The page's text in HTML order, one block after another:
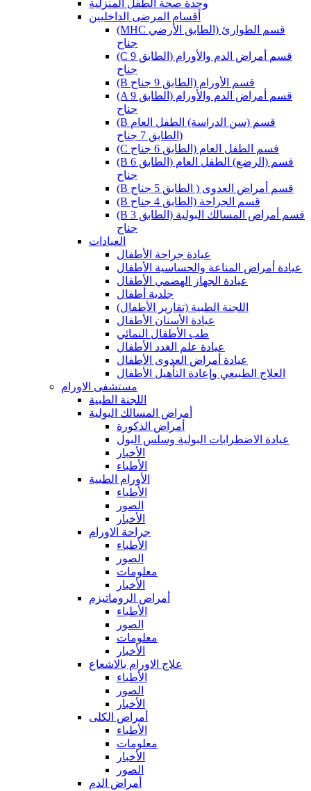
وحدة صحة الطفل المنزلية
أقسام المرضى الداخليين
(MHC قسم الطوارئ (الطابق الأرضي
جناح
(C قسم أمراض الدم والأورام (الطابق 9
جناح
(B قسم الأورام (الطابق 9 جناح
(A قسم أمراض الدم والأورام (الطابق 9
جناح
(B قسم (سن الدراسة) الطفل العام
(الطابق 7 جناح
(C قسم الطفل العام (الطابق 6 جناح
(B قسم (الرضع) الطفل العام (الطابق 6
جناح
(B قسم أمراض العدوى ( الطابق 5 جناح
(B قسم الجراحة (الطابق 4 جناح
(B قسم أمراض المسالك البولية (الطابق 3
جناح
العيادات
عيادة جراحة الأطفال
عيادة أمراض المناعة والحساسية الأطفال
عيادة الجهاز الهضمي الأطفال
جلدية أطفال
(اللجنة الطبية (تقارير الأطفال
عيادة الأسنان الأطفال
طب الأطفال النمائي
عيادة علم الغدد الأطفال
عيادة أمراض العدوى الأطفال
العلاج الطبيعي وإعادة التأهيل الأطفال
مستشفى الاورام
اللجنة الطبية
أمراض المسالك البولية
أمراض الذكورة
عيادة الاضطرابات البولية وسلس البول
الأخبار
الأطباء
الأورام الطبية
الأطباء
الصور
الأخبار
جراحة الاورام
الأطباء
الصور
معلومات
الأخبار
أمراض الروماتيزم
الأطباء
الصور
معلومات
الأخبار
علاج الاورام بالاشعاع
الأطباء
الصور
الأخبار
أمراض الكلى
الأطباء
معلومات
الأخبار
الصور
أمراض الدم